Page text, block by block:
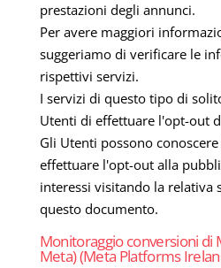
prestazioni degli annunci.
Per avere maggiori
suggeriamo di verificare le
rispettivi servizi.
I servizi di questo tipo di
Utenti di effettuare l'opt-out
Gli Utenti possono
effettuare l'opt-out alla
interessi visitando la relativa
questo documento.
Monitoraggio conversioni di
Meta) (Meta Platforms